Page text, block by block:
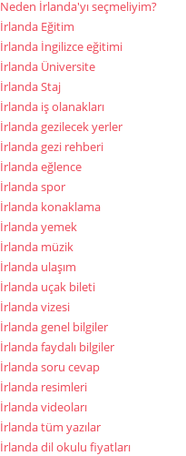
Neden İrlanda'yı seçmeliyim?
İrlanda Eğitim
İrlanda İngilizce eğitimi
İrlanda Üniversite
İrlanda Staj
İrlanda iş olanakları
İrlanda gezilecek yerler
İrlanda gezi rehberi
İrlanda eğlence
İrlanda spor
İrlanda konaklama
İrlanda yemek
İrlanda müzik
İrlanda ulaşım
İrlanda uçak bileti
İrlanda vizesi
İrlanda genel bilgiler
İrlanda faydalı bilgiler
İrlanda soru cevap
İrlanda resimleri
İrlanda videoları
İrlanda tüm yazılar
İrlanda dil okulu fiyatları